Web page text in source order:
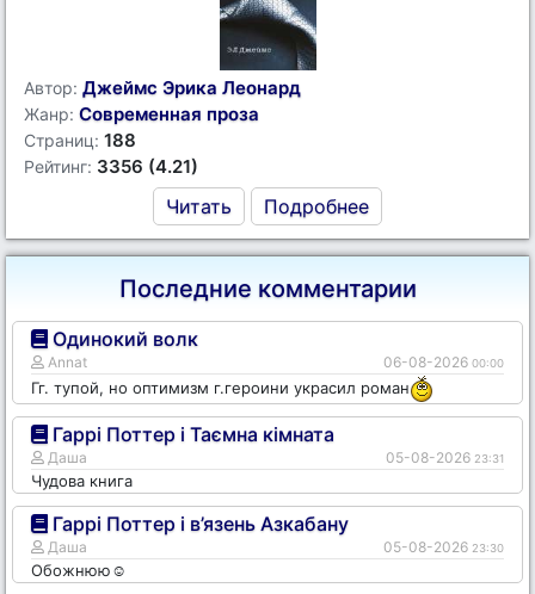
Автор: Джеймс Эрика Леонард
Жанр: Современная проза
Страниц: 188
Рейтинг: 3356 (4.21)
Читать Подробнее
Последние комментарии
Одинокий волк
Annat 06-08-2026 00:00
Гг. тупой, но оптимизм г.героини украсил роман
Гаррі Поттер і Таємна кімната
Даша 05-08-2026 23:31
Чудова книга
Гаррі Поттер і в’язень Азкабану
Даша 05-08-2026 23:30
Обожнюю☺️